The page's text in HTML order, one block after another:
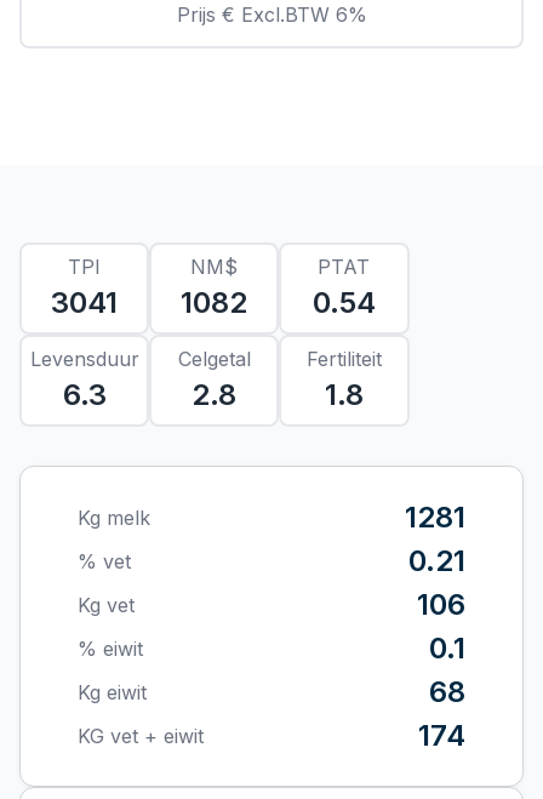
Prijs € Excl.BTW 6%
TPI
3041
NM$
1082
PTAT
0.54
Levensduur
6.3
Celgetal
2.8
Fertiliteit
1.8
Kg melk 1281
% vet 0.21
Kg vet 106
% eiwit 0.1
Kg eiwit 68
KG vet + eiwit 174